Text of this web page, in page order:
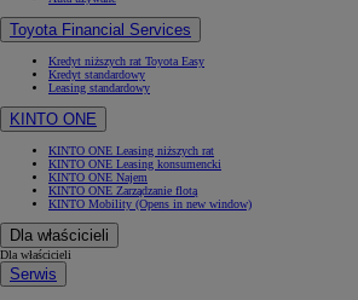
Toyota Financial Services
Kredyt niższych rat Toyota Easy
Kredyt standardowy
Leasing standardowy
KINTO ONE
KINTO ONE Leasing niższych rat
KINTO ONE Leasing konsumencki
KINTO ONE Najem
KINTO ONE Zarządzanie flotą
KINTO Mobility (Opens in new window)
Dla właścicieli
Dla właścicieli
Serwis